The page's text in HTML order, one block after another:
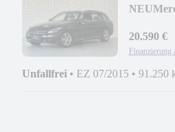
NEU
20.590 €
Finanzierung
Unfallfrei • EZ 07/2015 • 91.250